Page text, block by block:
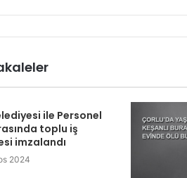
ile Personel
toplu iş
imzalandı
2024